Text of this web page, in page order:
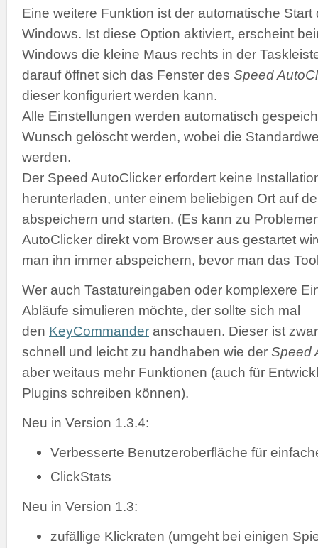
Eine weitere Funktion ist der automatische Start
Windows. Ist diese Option aktiviert, erscheint
Windows die kleine Maus rechts in der
darauf öffnet sich das Fenster des Speed
dieser konfiguriert werden kann.
Alle Einstellungen werden automatisch
Wunsch gelöscht werden, wobei die
werden.
Der Speed AutoClicker erfordert keine
herunterladen, unter einem beliebigen Ort auf
abspeichern und starten. (Es kann zu
AutoClicker direkt vom Browser aus gestartet
man ihn immer abspeichern, bevor man das
Wer auch Tastatureingaben oder komplexere
Abläufe simulieren möchte, der sollte sich mal
den KeyCommander anschauen. Dieser ist
schnell und leicht zu handhaben wie der Speed
aber weitaus mehr Funktionen (auch für
Plugins schreiben können).
Neu in Version 1.3.4:
Verbesserte Benutzeroberfläche für
ClickStats
Neu in Version 1.3:
zufällige Klickraten (umgeht bei einigen